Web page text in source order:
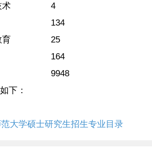
术
4
134
育
25
164
9948
下：
大学硕士研究生招生专业目录